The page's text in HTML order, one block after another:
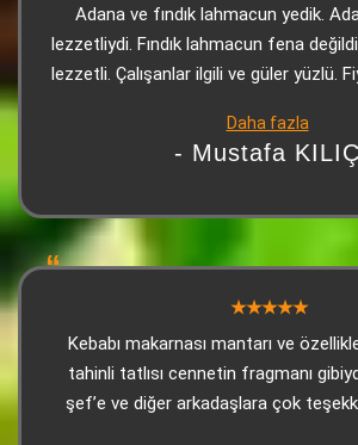
Adana ve fındık lahmacun yedik.
lezzetliydi. Fındık lahmacun fena
lezzetli. Çalışanlar ilgili ve güler yüzlü.
Daha fazla
- Mustafa KILIÇ
Kebabı makarnası mantarı ve
tahinli tatlısı cennetin fragmanı
şef’e ve diğer arkadaşlara çok